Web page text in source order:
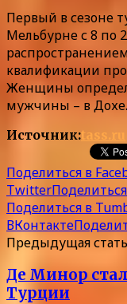
Первый в сезоне
Мельбурне с 8 по
квалификации
Женщины
мужчины – в Дохе.
Источник:tass.ru
Поделиться в
Twitter
Поделиться в
ВКонтакте
Предыдущая
Де Минор
Турции